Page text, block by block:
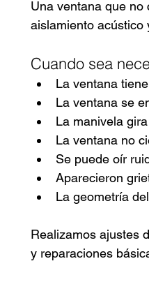
Una ventana que no
aislamiento acústico
Cuando sea
La ventana
La ventana se
La manivela
La ventana no
Se puede oír
Aparecieron
La geometría
Realizamos ajustes
y reparaciones